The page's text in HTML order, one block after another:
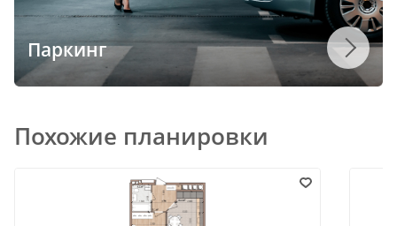
Паркинг
Похожие планировки